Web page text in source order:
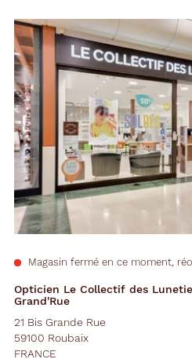
Opticien Le Collectif des
Grand'Rue
Magasin fermé en ce moment,
21 Bis Grande Rue
59100 Roubaix
FRANCE